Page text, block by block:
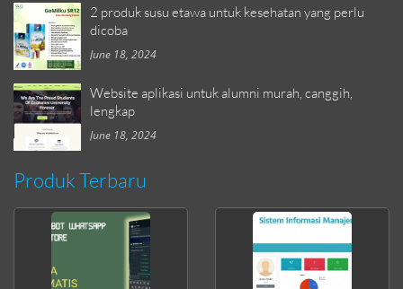
2 produk susu etawa untuk kesehatan yang perlu
dicoba
June 18, 2024
Website aplikasi untuk alumni murah, canggih,
lengkap
June 18, 2024
Produk Terbaru